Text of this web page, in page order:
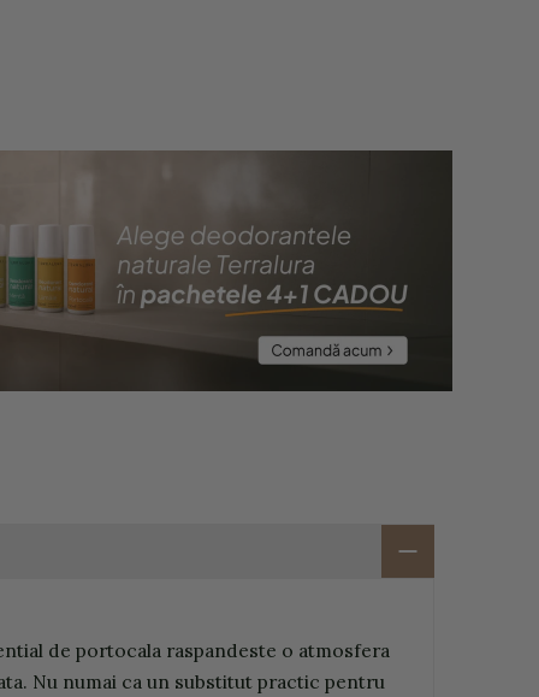
de portocala raspandeste o atmosfera
Nu numai ca un substitut practic pentru